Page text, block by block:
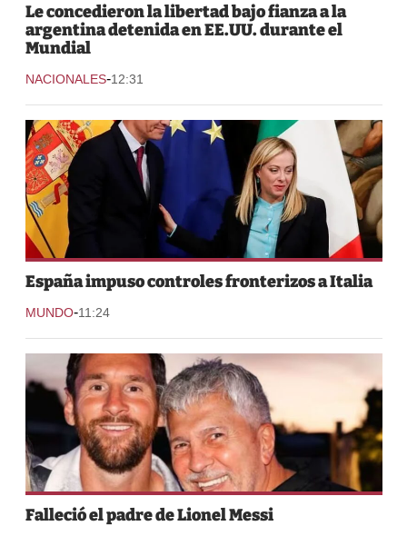
Le concedieron la libertad bajo fianza a la
argentina detenida en EE.UU. durante el
Mundial
NACIONALES-12:31
España impuso controles fronterizos a Italia
MUNDO-11:24
Falleció el padre de Lionel Messi